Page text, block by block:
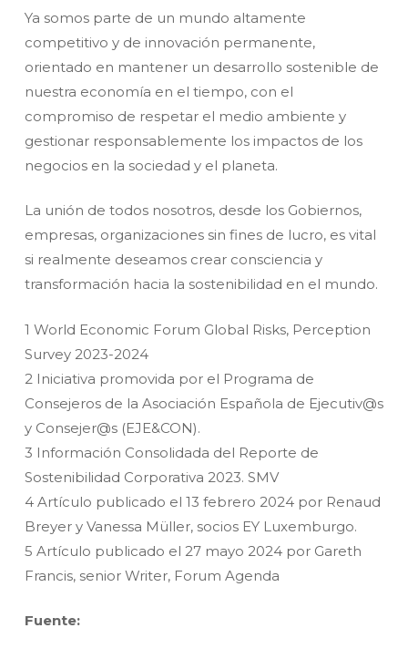
Ya somos parte de un mundo altamente
competitivo y de innovación permanente,
orientado en mantener un desarrollo sostenible de
nuestra economía en el tiempo, con el
compromiso de respetar el medio ambiente y
gestionar responsablemente los impactos de los
negocios en la sociedad y el planeta.
La unión de todos nosotros, desde los Gobiernos,
empresas, organizaciones sin fines de lucro, es vital
si realmente deseamos crear consciencia y
transformación hacia la sostenibilidad en el mundo.
1 World Economic Forum Global Risks, Perception
Survey 2023-2024
2 Iniciativa promovida por el Programa de
Consejeros de la Asociación Española de Ejecutiv@s
y Consejer@s (EJE&CON).
3 Información Consolidada del Reporte de
Sostenibilidad Corporativa 2023. SMV
4 Artículo publicado el 13 febrero 2024 por Renaud
Breyer y Vanessa Müller, socios EY Luxemburgo.
5 Artículo publicado el 27 mayo 2024 por Gareth
Francis, senior Writer, Forum Agenda
Fuente: